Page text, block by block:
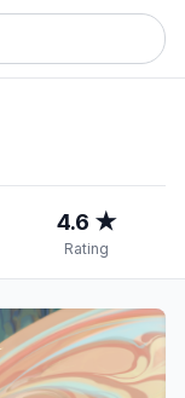
4.6 ★
Rating